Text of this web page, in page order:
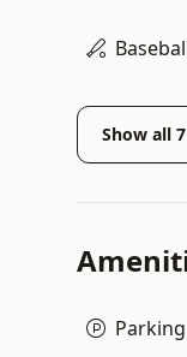
Show all 7
Parking